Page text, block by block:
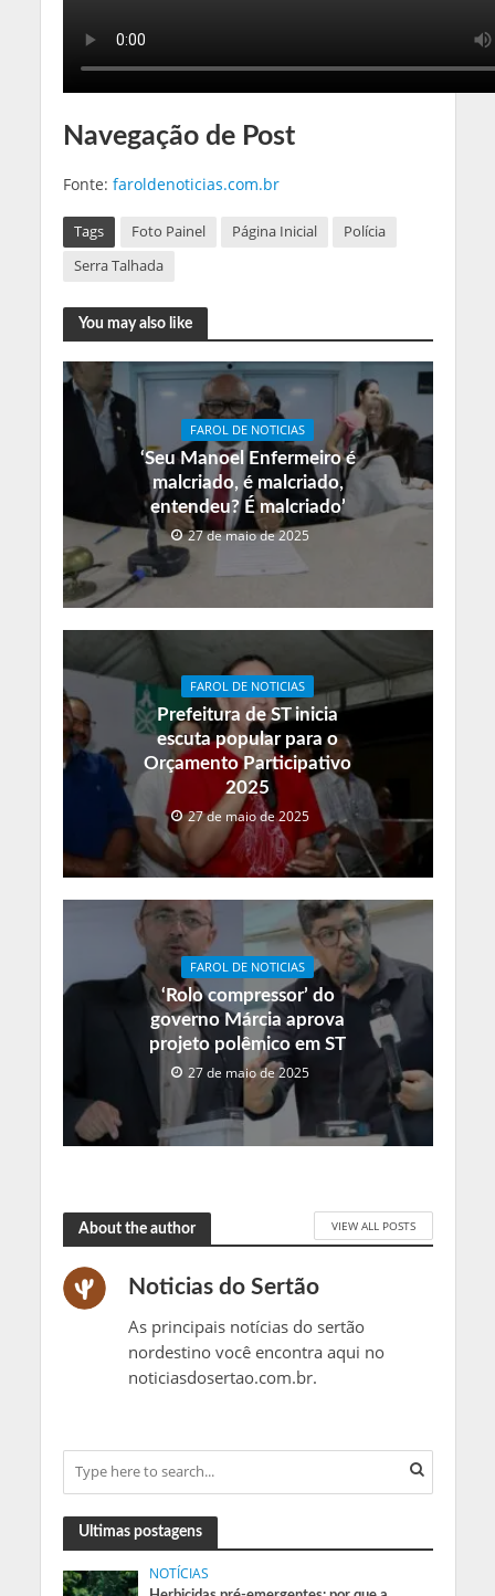
Navegação de Post
Fonte: faroldenoticias.com.br
Tags Foto Painel Página Inicial
Polícia
Serra Talhada
You may also like
FAROL DE NOTICIAS
‘Seu Manoel Enfermeiro é
malcriado, é malcriado,
entendeu? É malcriado’
27 de maio de 2025
FAROL DE NOTICIAS
Prefeitura de ST inicia
escuta popular para o
Orçamento Participativo
2025
27 de maio de 2025
FAROL DE NOTICIAS
‘Rolo compressor’ do
governo Márcia aprova
projeto polêmico em ST
27 de maio de 2025
About the author VIEW ALL POSTS
Noticias do Sertão
As principais notícias do sertão
nordestino você encontra aqui no
noticiasdosertao.com.br.
Ultimas postagens
NOTÍCIAS